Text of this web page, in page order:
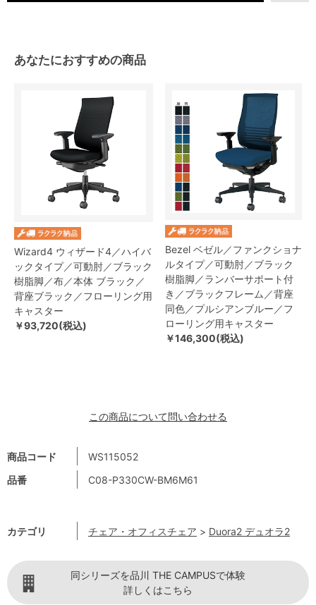
商品コード
WS115052
品番
C08-P330CW-BM6M61
カテゴリ チェア・オフィスチェア > Duora2 デュオラ2
あなたにおすすめの商品
Wizard4 ウィザード4／ハイバ
ックタイプ／可動肘／ブラック
樹脂脚／布／本体 ブラック／
背座ブラック／フローリング用
キャスター
￥93,720(税込)
Bezel ベゼル／ファンクショナ
ルタイプ／可動肘／ブラック
樹脂脚／ランバーサポート付
き／ブラックフレーム／背座
同色／プルシアンブルー／フ
ローリング用キャスター
￥146,300(税込)
この商品について問い合わせる
同シリーズを品川 THE CAMPUSで体験
詳しくはこちら